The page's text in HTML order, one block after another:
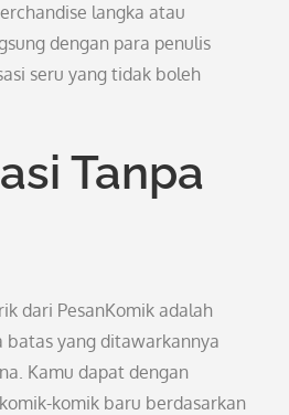
langka atau
dengan para penulis
seru yang tidak boleh
Tanpa
dari PesanKomik adalah
batas yang ditawarkannya
Kamu dapat dengan
komik baru berdasarkan